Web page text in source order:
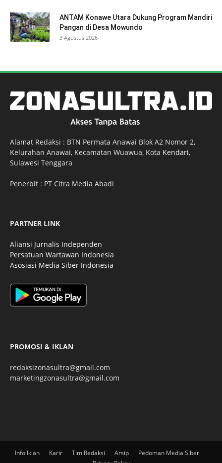
ANTAM Konawe Utara Dukung Program Mandiri
Pangan di Desa Mowundo
3 Agustus 2026
Alamat Redaksi : BTN Permata Anawai Blok A2 Nomor 2,
Kelurahan Anawai, Kecamatan Wuawua, Kota Kendari,
Sulawesi Tenggara
Penerbit : PT Citra Media Abadi
PARTNER LINK
Aliansi Jurnalis Independen
Persatuan Wartawan Indonesia
Asosiasi Media Siber Indonesia
PROMOSI & IKLAN
redaksizonasultra@gmail.com
marketingzonasultra@gmail.com
Info Iklan Karir Tim Redaksi Arsip
Pedoman Media Siber